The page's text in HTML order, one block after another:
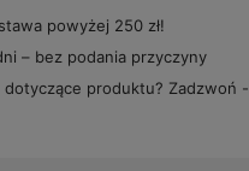
powyżej 250 zł!
– bez podania przyczyny
dotyczące produktu? Zadzwoń -